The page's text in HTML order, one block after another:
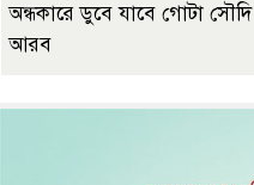
অন্ধকারে ডুবে যাবে গোটা সৌদি
আরব